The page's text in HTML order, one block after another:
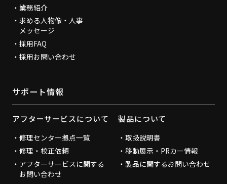
業務紹介
求める人物像・人事
メッセージ
採用FAQ
採用お問い合わせ
サポート情報
アフターサービスについて
修理センター拠点一覧
修理・校正依頼
アフターサービスに関する
お問い合わせ
製品について
取扱説明書
移動展示・PRカー情報
製品に関するお問い合わせ